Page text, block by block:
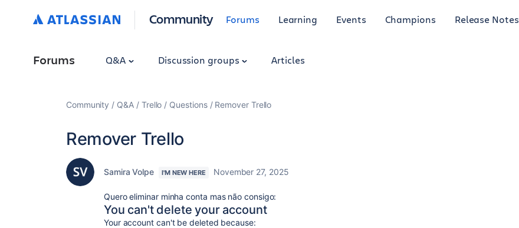
Community Forums Learning Events Champions Release Notes
Forums Q&A Discussion groups Articles
Community Q&A Trello Questions Remover Trello
Remover Trello
Samira Volpe I'M NEW HERE November 27, 2025
Quero eliminar minha conta mas não consigo:
You can't delete your account
Your account can't be deleted because: